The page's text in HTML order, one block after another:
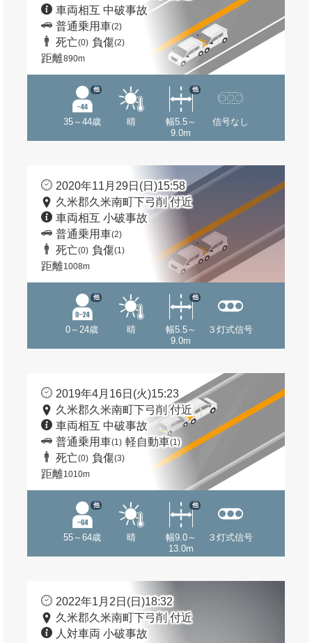
車両相互 中破事故
普通乗用車(2)
死亡(0) 負傷(2)
距離890m
35～44歳
他
晴
幅5.5～
9.0m
他
信号なし
2020年11月29日(日)15:58
久米郡久米南町下弓削 付近
車両相互 小破事故
普通乗用車(2)
死亡(0) 負傷(1)
距離1008m
0～24歳
他
晴
幅5.5～
9.0m
他
３灯式信号
2019年4月16日(火)15:23
久米郡久米南町下弓削 付近
車両相互 中破事故
普通乗用車(1) 軽自動車(1)
死亡(0) 負傷(3)
距離1010m
55～64歳
他
晴
幅9.0～
13.0m
他
３灯式信号
2022年1月2日(日)18:32
久米郡久米南町下弓削 付近
人対車両 小破事故